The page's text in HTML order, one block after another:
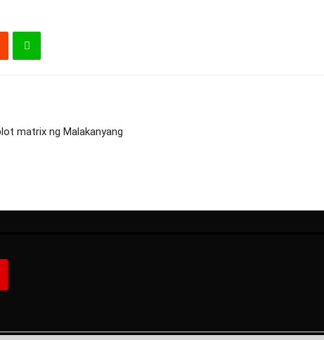
matrix ng Malakanyang